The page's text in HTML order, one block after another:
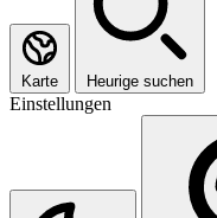
Karte Heurige suchen
Einstellungen